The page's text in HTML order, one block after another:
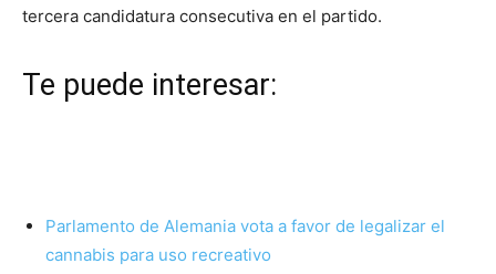
tercera candidatura consecutiva en el partido.
Te puede interesar:
Parlamento de Alemania vota a favor de legalizar el
cannabis para uso recreativo